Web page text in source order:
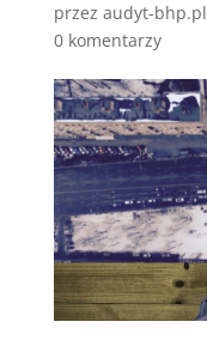
przez audyt-bhp.pl
0 komentarzy